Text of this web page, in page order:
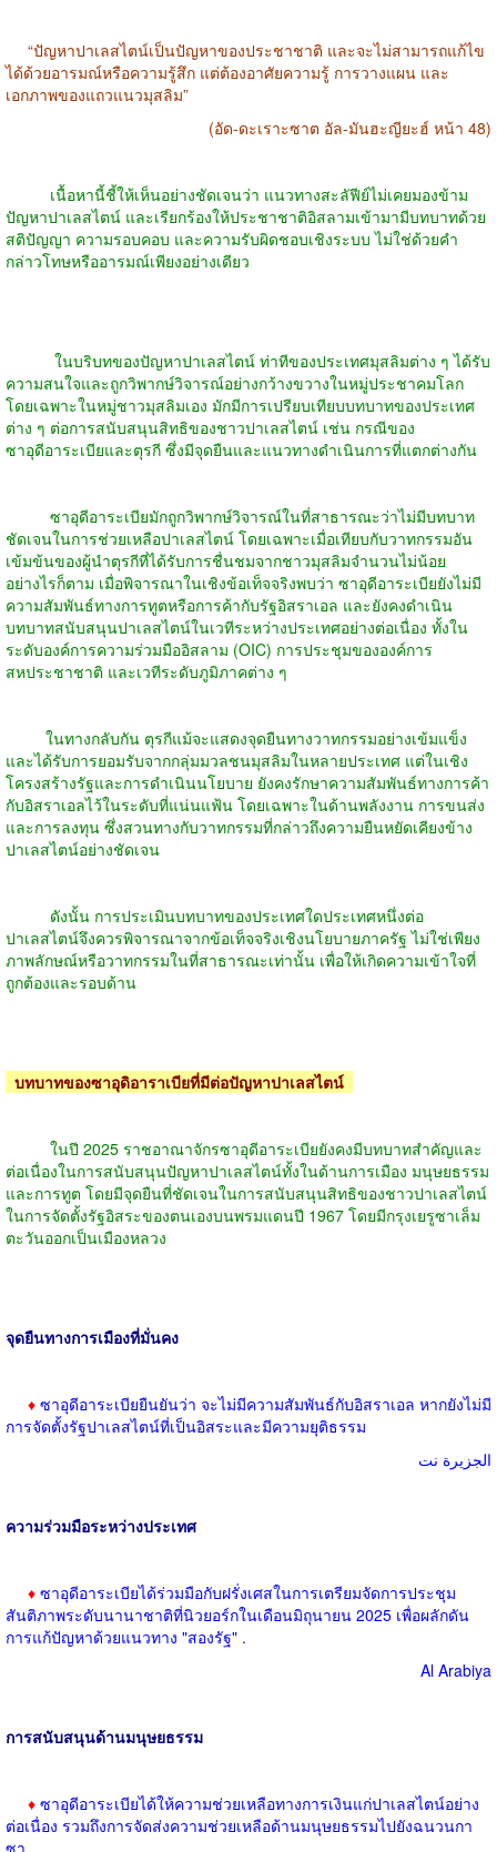
“ปัญหาปาเลสไตน์เป็นปัญหาของประชาชาติ และจะไม่สามารถแก้ไข
ได้ด้วยอารมณ์หรือความรู้สึก แต่ต้องอาศัยความรู้ การวางแผน และ
เอกภาพของแถวแนวมุสลิม”
(อัด-ดะเราะซาต อัล-มันฮะญียะฮ์ หน้า 48)
เนื้อหานี้ชี้ให้เห็นอย่างชัดเจนว่า แนวทางสะลัฟีย์ไม่เคยมองข้าม
ปัญหาปาเลสไตน์ และเรียกร้องให้ประชาชาติอิสลามเข้ามามีบทบาทด้วย
สติปัญญา ความรอบคอบ และความรับผิดชอบเชิงระบบ ไม่ใช่ด้วยคำ
กล่าวโทษหรืออารมณ์เพียงอย่างเดียว
ในบริบทของปัญหาปาเลสไตน์ ท่าทีของประเทศมุสลิมต่าง ๆ ได้รับ
ความสนใจและถูกวิพากษ์วิจารณ์อย่างกว้างขวางในหมู่ประชาคมโลก
โดยเฉพาะในหมู่ชาวมุสลิมเอง มักมีการเปรียบเทียบบทบาทของประเทศ
ต่าง ๆ ต่อการสนับสนุนสิทธิของชาวปาเลสไตน์ เช่น กรณีของ
ซาอุดีอาระเบียและตุรกี ซึ่งมีจุดยืนและแนวทางดำเนินการที่แตกต่างกัน
ซาอุดีอาระเบียมักถูกวิพากษ์วิจารณ์ในที่สาธารณะว่าไม่มีบทบาท
ชัดเจนในการช่วยเหลือปาเลสไตน์ โดยเฉพาะเมื่อเทียบกับวาทกรรมอัน
เข้มข้นของผู้นำตุรกีที่ได้รับการชื่นชมจากชาวมุสลิมจำนวนไม่น้อย
อย่างไรก็ตาม เมื่อพิจารณาในเชิงข้อเท็จจริงพบว่า ซาอุดีอาระเบียยังไม่มี
ความสัมพันธ์ทางการทูตหรือการค้ากับรัฐอิสราเอล และยังคงดำเนิน
บทบาทสนับสนุนปาเลสไตน์ในเวทีระหว่างประเทศอย่างต่อเนื่อง ทั้งใน
ระดับองค์การความร่วมมืออิสลาม (OIC) การประชุมขององค์การ
สหประชาชาติ และเวทีระดับภูมิภาคต่าง ๆ
ในทางกลับกัน ตุรกีแม้จะแสดงจุดยืนทางวาทกรรมอย่างเข้มแข็ง
และได้รับการยอมรับจากกลุ่มมวลชนมุสลิมในหลายประเทศ แต่ในเชิง
โครงสร้างรัฐและการดำเนินนโยบาย ยังคงรักษาความสัมพันธ์ทางการค้า
กับอิสราเอลไว้ในระดับที่แน่นแฟ้น โดยเฉพาะในด้านพลังงาน การขนส่ง
และการลงทุน ซึ่งสวนทางกับวาทกรรมที่กล่าวถึงความยืนหยัดเคียงข้าง
ปาเลสไตน์อย่างชัดเจน
ดังนั้น การประเมินบทบาทของประเทศใดประเทศหนึ่งต่อ
ปาเลสไตน์จึงควรพิจารณาจากข้อเท็จจริงเชิงนโยบายภาครัฐ ไม่ใช่เพียง
ภาพลักษณ์หรือวาทกรรมในที่สาธารณะเท่านั้น เพื่อให้เกิดความเข้าใจที่
ถูกต้องและรอบด้าน
บทบาทของซาอุดิอาราเบียที่มีต่อปัญหาปาเลสไตน์
ในปี 2025 ราชอาณาจักรซาอุดีอาระเบียยังคงมีบทบาทสำคัญและ
ต่อเนื่องในการสนับสนุนปัญหาปาเลสไตน์ทั้งในด้านการเมือง มนุษยธรรม
และการทูต โดยมีจุดยืนที่ชัดเจนในการสนับสนุนสิทธิของชาวปาเลสไตน์
ในการจัดตั้งรัฐอิสระของตนเองบนพรมแดนปี 1967 โดยมีกรุงเยรูซาเล็ม
ตะวันออกเป็นเมืองหลวง
จุดยืนทางการเมืองที่มั่นคง
♦ ซาอุดีอาระเบียยืนยันว่า จะไม่มีความสัมพันธ์กับอิสราเอล หากยังไม่มี
การจัดตั้งรัฐปาเลสไตน์ที่เป็นอิสระและมีความยุติธรรม
الجزيرة نت
ความร่วมมือระหว่างประเทศ
♦ ซาอุดีอาระเบียได้ร่วมมือกับฝรั่งเศสในการเตรียมจัดการประชุม
สันติภาพระดับนานาชาติที่นิวยอร์กในเดือนมิถุนายน 2025 เพื่อผลักดัน
การแก้ปัญหาด้วยแนวทาง "สองรัฐ" .
Al Arabiya
การสนับสนุนด้านมนุษยธรรม
♦ ซาอุดีอาระเบียได้ให้ความช่วยเหลือทางการเงินแก่ปาเลสไตน์อย่าง
ต่อเนื่อง รวมถึงการจัดส่งความช่วยเหลือด้านมนุษยธรรมไปยังฉนวนกา
ซา